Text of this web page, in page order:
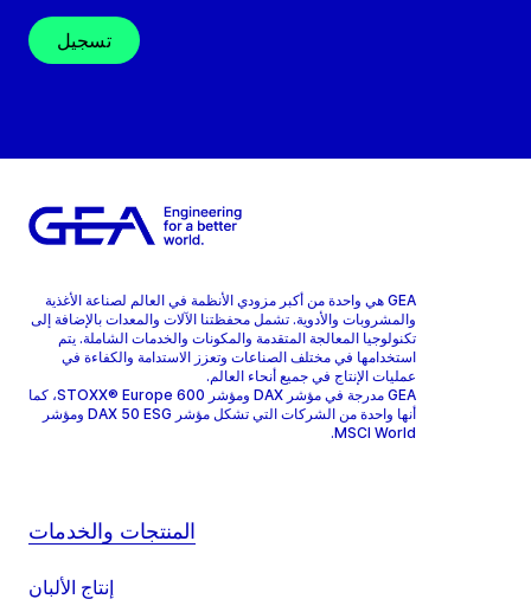
تسجيل
GEA هي واحدة من أكبر مزودي الأنظمة في العالم لصناعة الأغذية
والمشروبات والأدوية. تشمل محفظتنا الآلات والمعدات بالإضافة إلى
تكنولوجيا المعالجة المتقدمة والمكونات والخدمات الشاملة. يتم
استخدامها في مختلف الصناعات وتعزز الاستدامة والكفاءة في
عمليات الإنتاج في جميع أنحاء العالم.
GEA مدرجة في مؤشر DAX ومؤشر STOXX® Europe 600، كما
أنها واحدة من الشركات التي تشكل مؤشر DAX 50 ESG ومؤشر
MSCI World.
المنتجات والخدمات
إنتاج الألبان